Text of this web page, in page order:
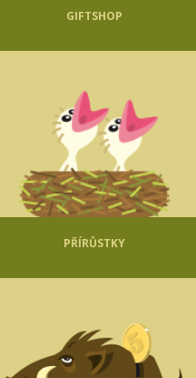
GIFTSHOP
PŘÍRŮSTKY